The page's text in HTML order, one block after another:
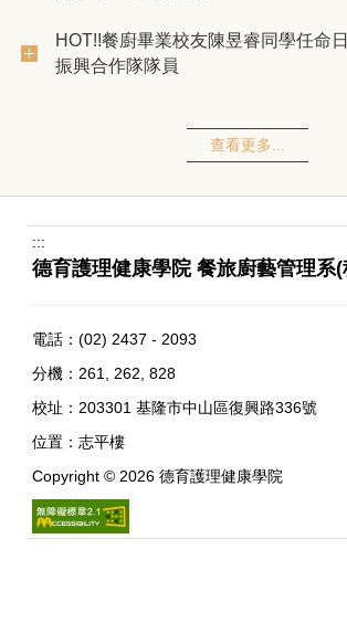
HOT!!餐廚畢業校友陳昱睿同學任命
振興合作隊隊員
查看更多...
:::
德育護理健康學院 餐旅廚藝管理系(
電話：(02) 2437 - 2093
分機：261, 262, 828
校址： 203301 基隆市中山區復興路336號
位置：志平樓
Copyright © 2026 德育護理健康學院